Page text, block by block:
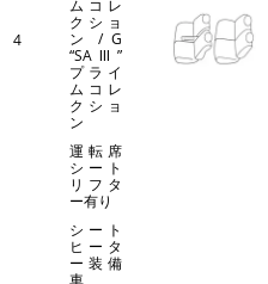
4
ムコレ
クショ
ン / G
“SAⅢ”
プライ
ムコレ
クショ
ン
運転席
シート
リフタ
ー有り
シート
ヒータ
ー装備
車